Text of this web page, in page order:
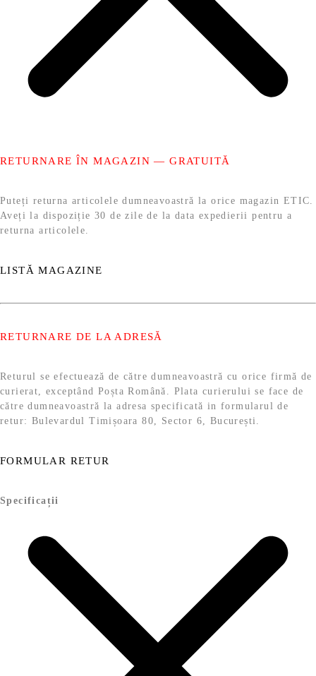
RETURNARE ÎN MAGAZIN — GRATUITĂ
Puteți returna articolele dumneavoastră la orice magazin ETIC.
Aveți la dispoziție 30 de zile de la data expedierii pentru a
returna articolele.
LISTĂ MAGAZINE
RETURNARE DE LA ADRESĂ
Returul se efectuează de către dumneavoastră cu orice firmă de
curierat, exceptând Poșta Română. Plata curierului se face de
către dumneavoastră la adresa specificată in formularul de
retur: Bulevardul Timișoara 80, Sector 6, București.
FORMULAR RETUR
Specificații